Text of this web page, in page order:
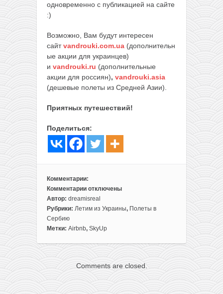
одновременно с публикацией на сайте
:)
Возможно, Вам будут интересен
сайтvandrouki.com.ua (дополнительн
ые акции для украинцев)
и vandrouki.ru (дополнительные
акции для россиян), vandrouki.asia
(дешевые полеты из Средней Азии).
Приятных путешествий!
Поделиться:
Комментарии:
Комментарии
к
записи
Летом.
Готовое
выходные
в
Белград
отключены
Автор: dreamisreal
Рубрики: Летим из Украины, Полеты в
Сербию
Метки: Airbnb, SkyUp
Comments are closed.